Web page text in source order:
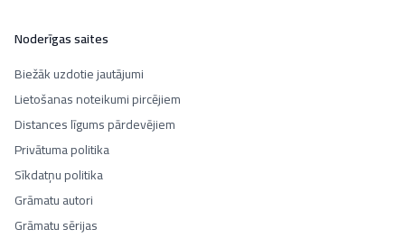
Noderīgas saites
Biežāk uzdotie jautājumi
Lietošanas noteikumi pircējiem
Distances līgums pārdevējiem
Privātuma politika
Sīkdatņu politika
Grāmatu autori
Grāmatu sērijas